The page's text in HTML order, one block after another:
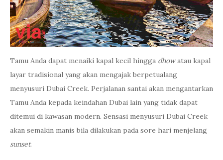
Tamu Anda dapat menaiki kapal kecil hingga dhowatau kapal
layar tradisional yang akan mengajak berpetualang
menyusuri Dubai Creek. Perjalanan santai akan mengantarkan
Tamu Anda kepada keindahan Dubai lain yang tidak dapat
ditemui di kawasan modern. Sensasi menyusuri Dubai Creek
akan semakin manis bila dilakukan pada sore hari menjelang
sunset.